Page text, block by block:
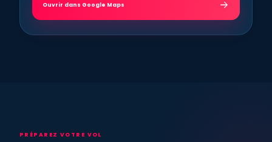
Ouvrir dans Google Maps
PRÉPAREZ VOTRE VOL